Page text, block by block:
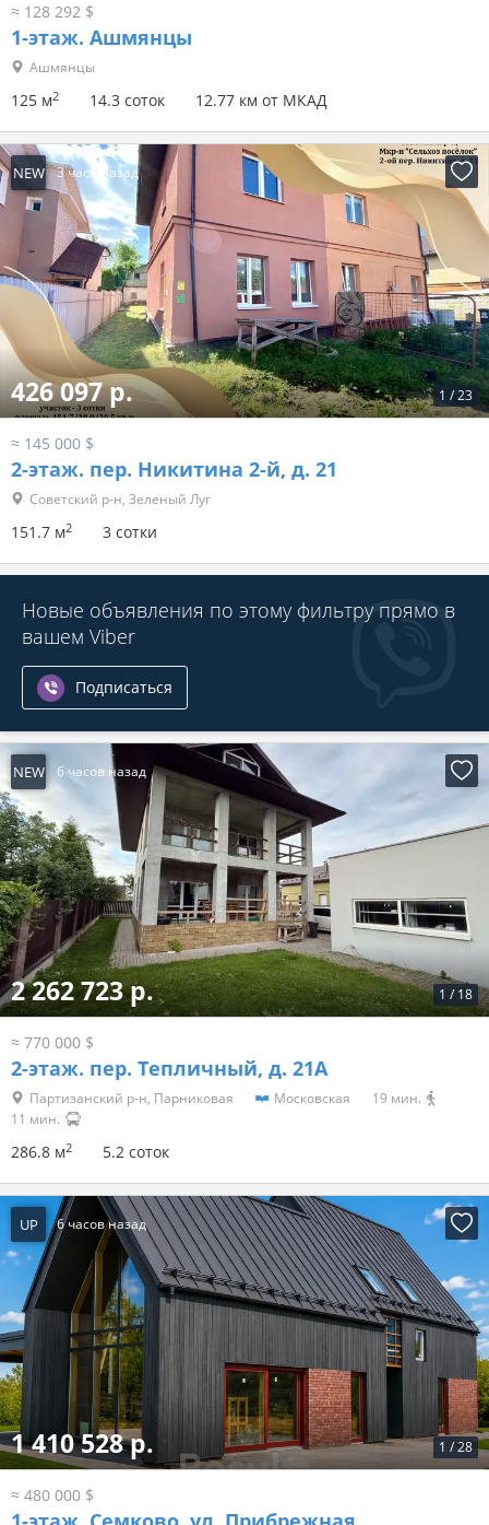
≈ 128 292 $
1-этаж. Ашмянцы
Ашмянцы
125 м2 14.3 соток 12.77 км от МКАД
NEW 3 часа назад
1 /23
426 097 р.
≈ 145 000 $
2-этаж. пер. Никитина 2-й, д. 21
Советский р-н, Зеленый Луг
151.7 м2 3 сотки
Новые объявления по этому фильтру прямо в
вашем Viber
Подписаться
NEW 6 часов назад
1 / 18
2 262 723 р.
≈ 770 000 $
2-этаж. пер. Тепличный, д. 21А
Партизанский р-н, Парниковая Московская
19 мин.
11 мин.
286.8 м2 5.2 соток
UP 6 часов назад
1 /28
1 410 528 р.
≈ 480 000 $